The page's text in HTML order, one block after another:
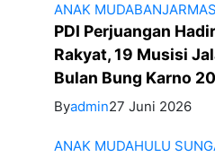
ANAK MUDA
PDI Perjuangan
Rakyat, 19 Musisi
Bulan Bung Karno
Byadmin27 Juni 2026
ANAK MUDAHULU